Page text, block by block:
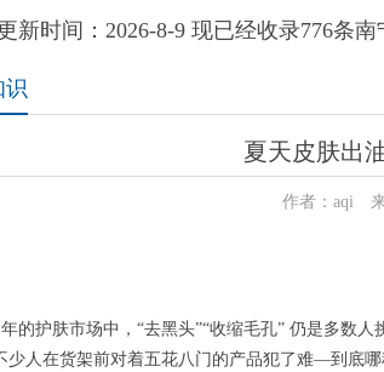
新时间：2026-8-9 现已经收录776条
识
夏天皮肤出
作者：aqi
年的护肤市场中，“去黑头”“收缩毛孔” 仍是多数
少人在货架前对着五花八门的产品犯了难—到底